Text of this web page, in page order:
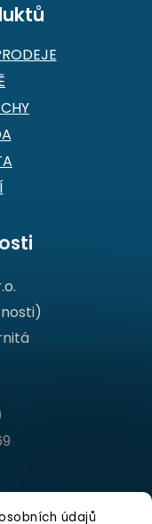
údajů